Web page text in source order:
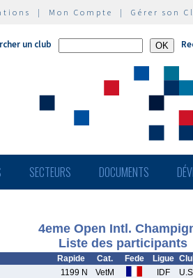
| Mon Compte | Gérer son
un club
SECTEURS DOCUMENTS
4eme Open Intl.
Liste des participants
Rapide Cat. Fede Ligue
1199 N VetM IDF